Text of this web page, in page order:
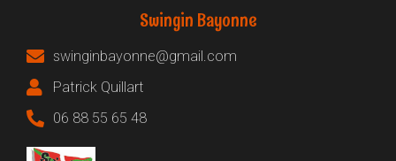
Swingin Bayonne
swinginbayonne@gmail.com
Patrick Quillart
06 88 55 65 48